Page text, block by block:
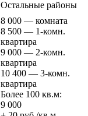
Остальные районы
8 000 — комната
8 500 — 1-комн.
квартира
9 000 — 2-комн.
квартира
10 400 — 3-комн.
квартира
Более 100 кв.м:
9 000